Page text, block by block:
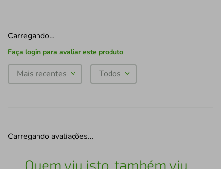
Carregando…
Faça login para avaliar este produto
Mais recentes Todos
Carregando avaliações…
Quem viu isto, também viu...